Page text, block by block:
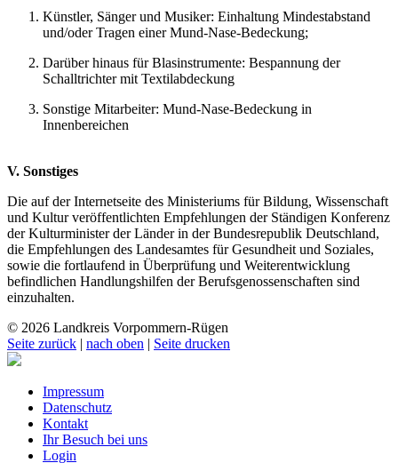
Künstler, Sänger und Musiker: Einhaltung Mindestabstand
und/oder Tragen einer Mund-Nase-Bedeckung;
Darüber hinaus für Blasinstrumente: Bespannung der
Schalltrichter mit Textilabdeckung
Sonstige Mitarbeiter: Mund-Nase-Bedeckung in
Innenbereichen
V. Sonstiges
Die auf der Internetseite des Ministeriums für Bildung, Wissenschaft
und Kultur veröffentlichten Empfehlungen der Ständigen Konferenz
der Kulturminister der Länder in der Bundesrepublik Deutschland,
die Empfehlungen des Landesamtes für Gesundheit und Soziales,
sowie die fortlaufend in Überprüfung und Weiterentwicklung
befindlichen Handlungshilfen der Berufsgenossenschaften sind
einzuhalten.
© 2026 Landkreis Vorpommern-Rügen
Seite zurück | nach oben | Seite drucken
Impressum
Datenschutz
Kontakt
Ihr Besuch bei uns
Login